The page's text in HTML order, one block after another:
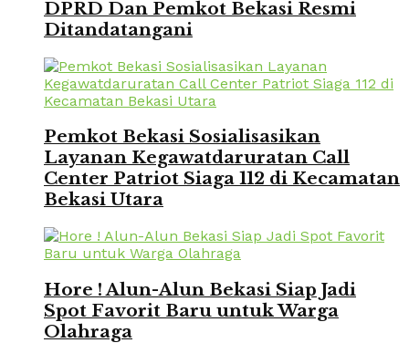
DPRD Dan Pemkot Bekasi Resmi
Ditandatangani
Pemkot Bekasi Sosialisasikan
Layanan Kegawatdaruratan Call
Center Patriot Siaga 112 di Kecamatan
Bekasi Utara
Hore ! Alun-Alun Bekasi Siap Jadi
Spot Favorit Baru untuk Warga
Olahraga